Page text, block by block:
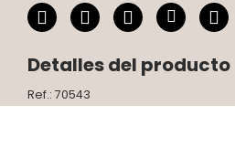
Detalles del producto
Ref.: 70543